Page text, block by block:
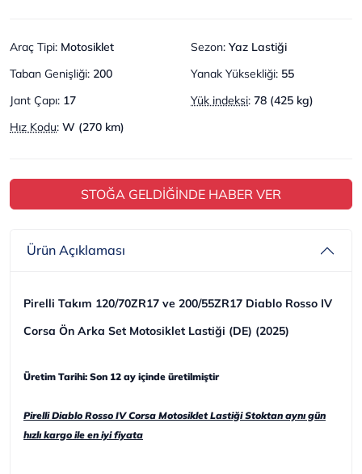
Araç Tipi: Motosiklet Sezon: Yaz Lastiği
Taban Genişliği: 200 Yanak Yüksekliği: 55
Jant Çapı: 17 Yük indeksi: 78 (425 kg)
Hız Kodu: W (270 km)
STOĞA GELDİĞİNDE HABER VER
Ürün Açıklaması
Pirelli Takım 120/70ZR17 ve 200/55ZR17 Diablo Rosso IV
Corsa Ön Arka Set Motosiklet Lastiği (DE) (2025)
Üretim Tarihi: Son 12 ay içinde üretilmiştir
Pirelli Diablo Rosso IV Corsa Motosiklet Lastiği Stoktan aynı gün
hızlı kargo ile en iyi fiyata